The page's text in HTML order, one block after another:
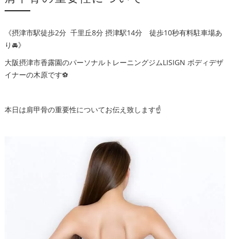
《摂津市駅徒歩2分 千里丘8分 摂津駅14分 徒歩10秒有料駐車場あ
り🚘》
大阪摂津市香露園のパーソナルトレーニングジムLISIGN ボディデザ
イナーの木原です⚽️
本日は肩甲骨の重要性についてお伝え致します☝️